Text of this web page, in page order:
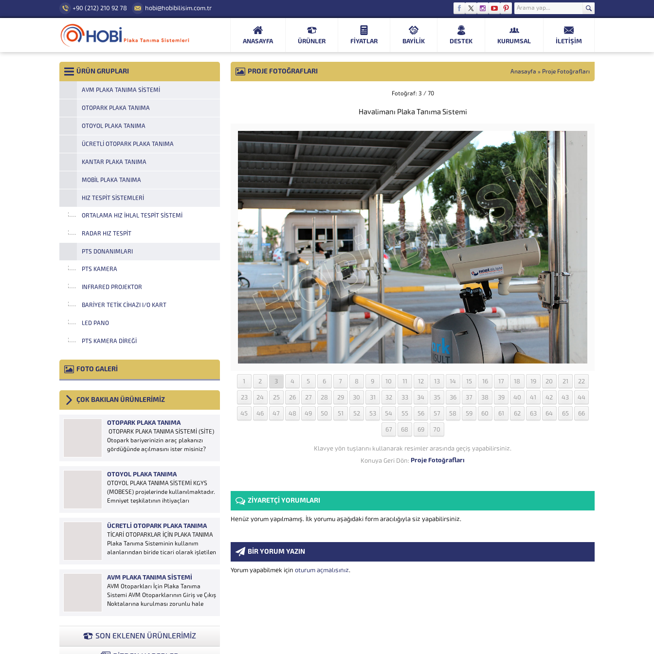
+90 (212) 210 92 78 hobi@hobibilisim.com.tr
ANASAYFA ÜRÜNLER FIYATLAR BAYİLİK DESTEK KURUMSAL İLETIŞIM
PROJE FOTOĞRAFLARI Anasayfa » Proje Fotoğrafları
Fotoğraf: 3 / 70
Havalimanı Plaka Tanıma Sistemi
1 2 3 4 5 6 7 8 9 10 11 12 13 14 15 16 17 18 19 20 21 22
23 24 25 26 27 28 29 30 31 32 33 34 35 36 37 38 39 40 41 42 43 44
45 46 47 48 49 50 51 52 53 54 55 56 57 58 59 60 61 62 63 64 65 66
67 68 69 70
Klavye yön tuşlarını kullanarak resimler arasında geçiş yapabilirsiniz.
Konuya Geri Dön: Proje Fotoğrafları
ZİYARETÇİ YORUMLARI
Henüz yorum yapılmamış. İlk yorumu aşağıdaki form aracılığıyla siz yapabilirsiniz.
BİR YORUM YAZIN
Yorum yapabilmek için oturum açmalısınız.
ÜRÜN GRUPLARI
AVM PLAKA TANIMA SISTEMI
OTOPARK PLAKA TANIMA
OTOYOL PLAKA TANIMA
ÜCRETLI OTOPARK PLAKA TANIMA
KANTAR PLAKA TANIMA
MOBIL PLAKA TANIMA
HIZ TESPIT SISTEMLERI
ORTALAMA HIZ İHLAL TESPIT SISTEMI
RADAR HIZ TESPIT
PTS DONANIMLARI
PTS KAMERA
INFRARED PROJEKTOR
BARIYER TETIK CIHAZI I/O KART
LED PANO
PTS KAMERA DIREĞI
FOTO GALERİ
ÇOK BAKILAN ÜRÜNLERİMİZ
OTOPARK PLAKA TANIMA
OTOPARK PLAKA TANIMA SİSTEMİ (SİTE)
Otopark bariyerinizin araç plakanızı
gördüğünde açılmasını ister misiniz?
ürünlere ihtiyaç duymaz, aracınızın
plakasının olması bariyerinizin otomatik
açılması için yeterlidir… Plaka tanıma
sistemi otoparklarda sisteme...
OTOYOL PLAKA TANIMA
OTOYOL PLAKA TANIMA SİSTEMİ KGYS
(MOBESE) projelerinde kullanılmaktadır.
Emniyet teşkilatının ihtiyaçları
olanak sağlamaktadır. Otoyol
uygulaması karayolunda seyir halinde
bulunan araçların Plakalarının
tanımlanmasına yönelik geliştirilen bir
alınan...
ÜCRETLI OTOPARK PLAKA TANIMA
TİCARİ OTOPARKLAR İÇİN PLAKA TANIMA
Plaka Tanıma Sisteminin kullanım
alanlarından biride ticari olarak işletilen
edilmesi ve ön muhasebenin
tutulmasına yönelik bilgisayar kontrollü
yazılım sistemidir. Ücretin otopark
girişinde araç tipine göre peşin alınması
AVM PLAKA TANIMA SISTEMI
AVM Otoparkları İçin Plaka Tanıma
Sistemi AVM Otoparklarının Giriş ve Çıkış
Noktalarına kurulması zorunlu hale
bir ihtiyaçtır. AVM Yönetimleri Plaka
Tanıma Sisteminden elde edecekleri
verilerle müşteri yoğunluk analizlerini
SON EKLENEN ÜRÜNLERİMİZ